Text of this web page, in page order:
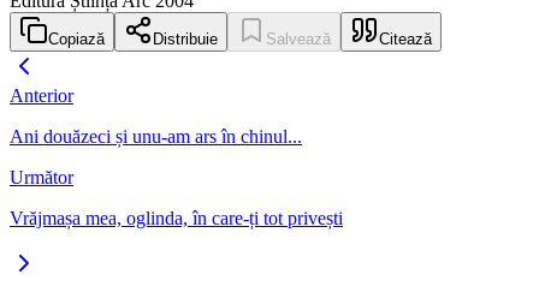
Copiază Distribuie Salvează Citează
Anterior
Ani douăzeci și unu-am ars în chinul...
Următor
Vrăjmașa mea, oglinda, în care-ți tot privești